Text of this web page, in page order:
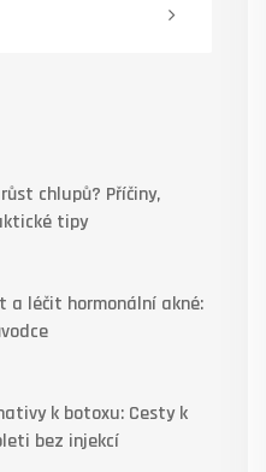
chlupů? Příčiny,
tipy
a léčit hormonální akné:
k botoxu: Cesty k
bez injekcí